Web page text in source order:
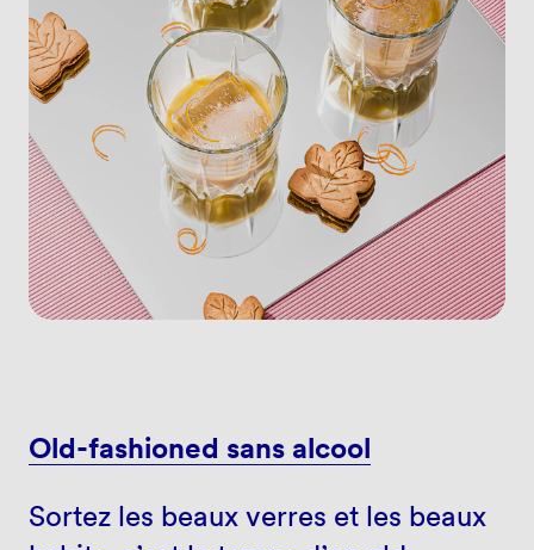
Old-fashioned sans alcool
Sortez les beaux verres et les beaux